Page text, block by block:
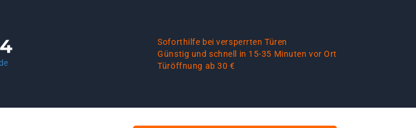
Soforthilfe bei versperrten Türen
Günstig und schnell in 15-35 Minuten vor Ort
Türöffnung ab 30 €